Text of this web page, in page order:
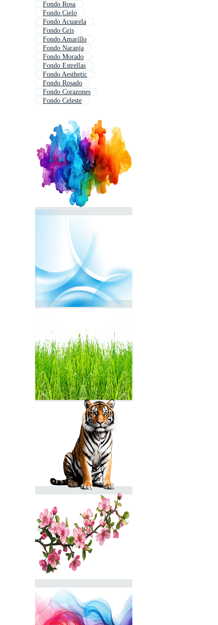
Fondo Rosa
Fondo Cielo
Fondo Acuarela
Fondo Gris
Fondo Amarillo
Fondo Naranja
Fondo Morado
Fondo Estrellas
Fondo Aesthetic
Fondo Rosado
Fondo Corazones
Fondo Celeste